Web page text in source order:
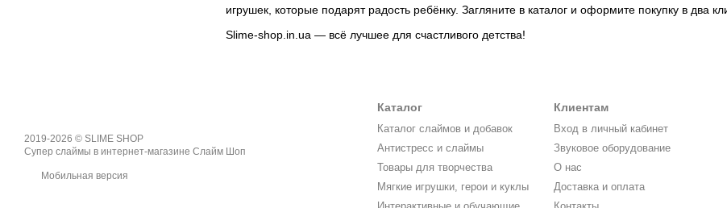
игрушек, которые подарят радость ребёнку. Загляните в каталог и оформите покупку в два
Slime-shop.in.ua — всё лучшее для счастливого детства!
2019-2026 © SLIME SHOP
Супер слаймы в интернет-магазине Слайм Шоп
Мобильная версия
Каталог
Каталог слаймов и добавок
Антистресс и слаймы
Товары для творчества
Мягкие игрушки, герои и куклы
Клиентам
Вход в личный кабинет
Звуковое оборудование
О нас
Доставка и оплата